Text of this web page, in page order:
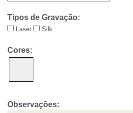
Tipos de Gravação:
Laser Silk
Cores:
Observações: